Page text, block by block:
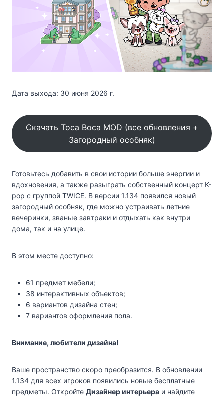
Дата выхода: 30 июня 2026 г.
Скачать Toca Boca MOD (все обновления +
Загородный особняк)
Готовьтесь добавить в свои истории больше энергии и
вдохновения, а также разыграть собственный концерт K-
pop с группой TWICE. В версии 1.134 появился новый
загородный особняк, где можно устраивать летние
вечеринки, званые завтраки и отдыхать как внутри
дома, так и на улице.
В этом месте доступно:
61 предмет мебели;
38 интерактивных объектов;
6 вариантов дизайна стен;
7 вариантов оформления пола.
Внимание, любители дизайна!
Ваше пространство скоро преобразится. В обновлении
1.134 для всех игроков появились новые бесплатные
предметы. Откройте Дизайнер интерьера и найдите